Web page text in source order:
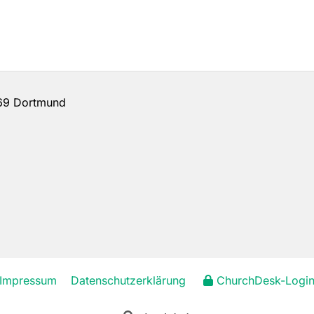
Dortmund
Impressum Datenschutzerklärung ChurchDesk-Login